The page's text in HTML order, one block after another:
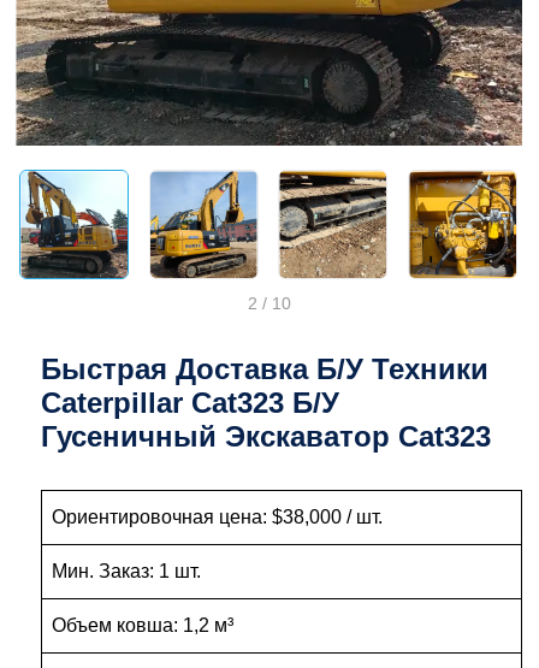
2 / 10
Быстрая Доставка Б/у Техники
Caterpillar Cat323 Б/у
Гусеничный Экскаватор Cat323
Ориентировочная цена: $38,000 / шт.
Мин. Заказ: 1 шт.
Объем ковша: 1,2 м³